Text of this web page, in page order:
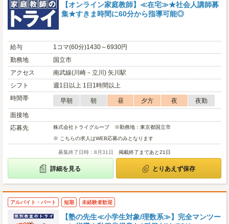
【オンライン家庭教師】≪在宅≫★社会人講師募
集★すきま時間に60分から指導可能◎
給与
1コマ(60分)1430～6930円
勤務地
国立市
アクセス
南武線(川崎－立川) 矢川駅
シフト
週1日以上 1日1時間以上
時間帯
早朝 朝 昼 夕方 夜
夜勤
面接地
応募先
株式会社トライグループ ※勤務地：東京都国立市
※ こちらの求人はWEB応募のみとなります
募集終了日時：8月31日 掲載終了まであと21日
詳細を見る とりあえず保存
アルバイト・パート 短期 未経験者歓迎
【塾の先生≪小学生対象/理数系≫】完全マンツー